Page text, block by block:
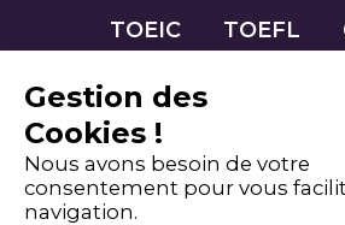
TOEIC TOEFL
Gestion des
Cookies !
Nous avons besoin de votre
consentement pour vous
navigation.